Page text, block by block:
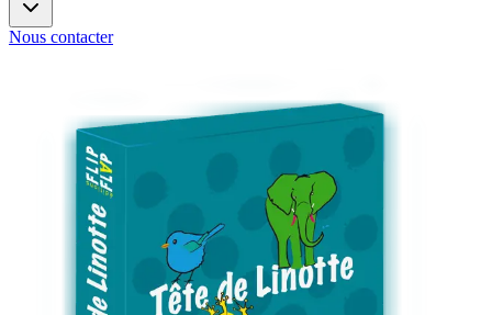
Nous contacter